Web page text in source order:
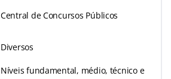
Central de Concursos Públicos
Diversos
Níveis fundamental, médio, técnico e